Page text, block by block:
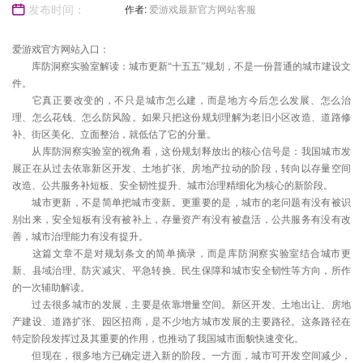
发布时间：
2026-06-07
23:51:11
作者:爱游戏最新官方网站客服
爱游戏官方网站入口：
库防洞察实验室解读：城市更新“十五五”规划，不是一份普通的城市建设文
件。
它真正要改变的，不只是城市怎么建，而是地方今后怎么发展、怎么治
理、怎么花钱、怎么防风险。如果只把这份规划理解为老旧小区改造、道路修
补、街区美化、立面整治，就低估了它的分量。
从库防洞察实验室的视角看，这份规划释放出的核心信号是：我国城市发
展正在从过去依靠新区开发、土地扩张、房地产拉动的阶段，转向以存量空间
改造、公共服务补短板、安全韧性提升、城市治理精细化为核心的新阶段。
城市更新，不是简单把城市变新。更重要的是，城市的老问题有没有被识
别出来，安全短板有没有被补上，存量资产有没有被盘活，公共服务有没有改
善，城市治理能力有没有提升。
这篇文章不是对规划条文的简单摘录，而是库防洞察实验室结合城市更
新、县域治理、防灾减灾、平急转换、民生保障和城市安全韧性等方向，所作
的一次辅助解读。
过去很多城市的发展，主要是依靠增量空间。新区开发、土地出让、房地
产建设、道路扩张、园区招商，是不少地方城市发展的主要路径。这条路径在
特定阶段发挥过及其重要的作用，也推动了我国城市面貌快速变化。
但现在，很多地方已确定进入新的阶段。一方面，城市可开发空间减少，